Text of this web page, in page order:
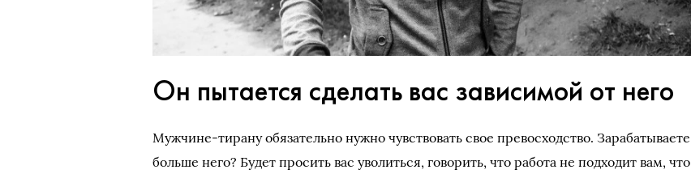
Он пытается сделать вас зависимой от него
Мужчине-тирану обязательно нужно чувствовать свое превосходство. Зарабатываете
больше него? Будет просить вас уволиться, говорить, что работа не подходит вам, что